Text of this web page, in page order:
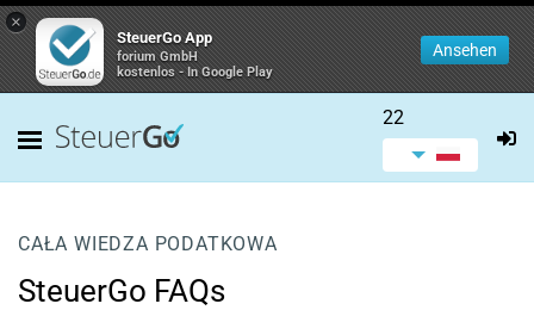
×
SteuerGo App
forium GmbH
kostenlos - In Google Play
Ansehen
22
CAŁA WIEDZA PODATKOWA
SteuerGo FAQs